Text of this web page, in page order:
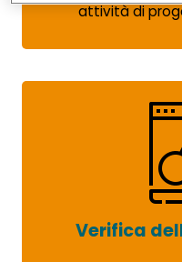
attività di
Verifica